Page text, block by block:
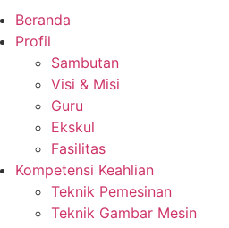
Beranda
Profil
Sambutan
Visi & Misi
Guru
Ekskul
Fasilitas
Kompetensi Keahlian
Teknik Pemesinan
Teknik Gambar Mesin